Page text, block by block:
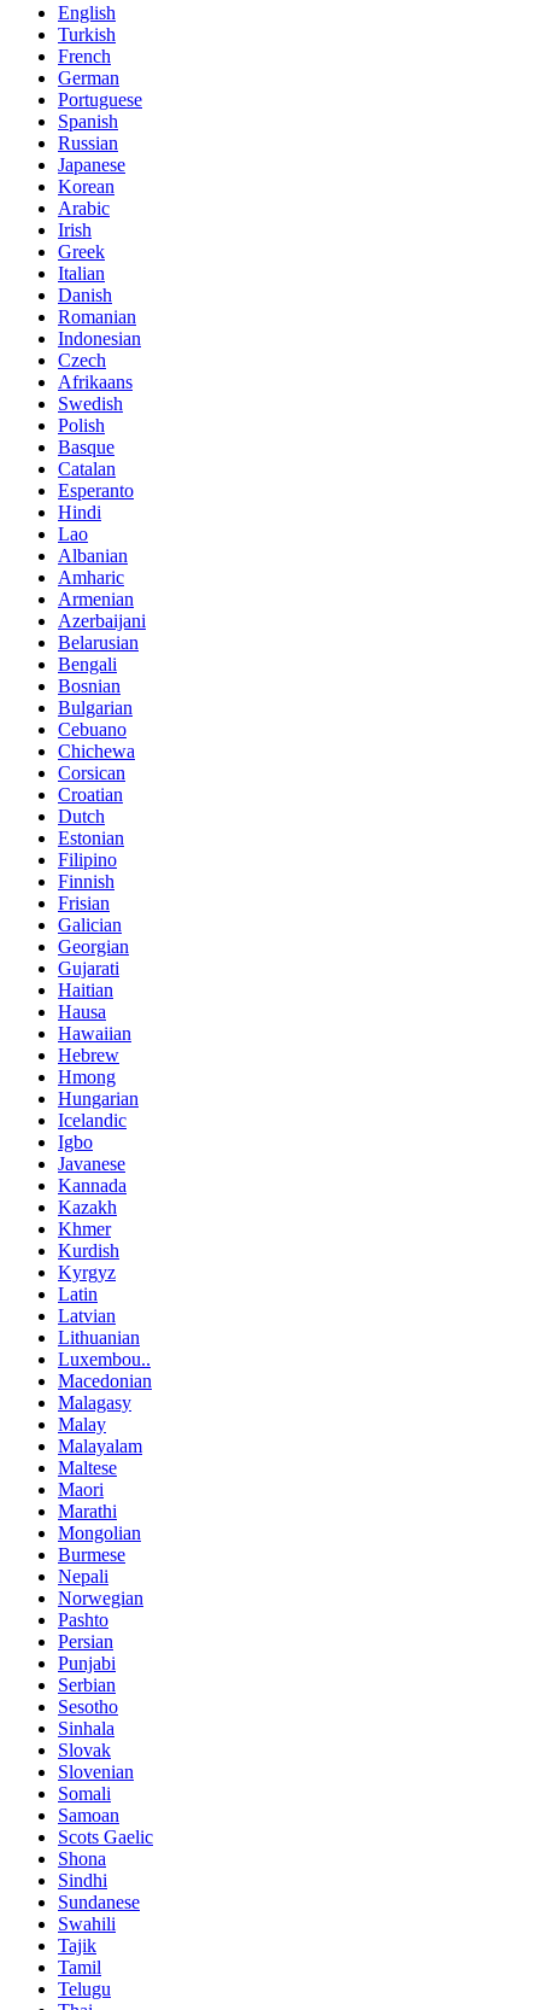
English
Turkish
French
German
Portuguese
Spanish
Russian
Japanese
Korean
Arabic
Irish
Greek
Italian
Danish
Romanian
Indonesian
Czech
Afrikaans
Swedish
Polish
Basque
Catalan
Esperanto
Hindi
Lao
Albanian
Amharic
Armenian
Azerbaijani
Belarusian
Bengali
Bosnian
Bulgarian
Cebuano
Chichewa
Corsican
Croatian
Dutch
Estonian
Filipino
Finnish
Frisian
Galician
Georgian
Gujarati
Haitian
Hausa
Hawaiian
Hebrew
Hmong
Hungarian
Icelandic
Igbo
Javanese
Kannada
Kazakh
Khmer
Kurdish
Kyrgyz
Latin
Latvian
Lithuanian
Luxembou..
Macedonian
Malagasy
Malay
Malayalam
Maltese
Maori
Marathi
Mongolian
Burmese
Nepali
Norwegian
Pashto
Persian
Punjabi
Serbian
Sesotho
Sinhala
Slovak
Slovenian
Somali
Samoan
Scots Gaelic
Shona
Sindhi
Sundanese
Swahili
Tajik
Tamil
Telugu